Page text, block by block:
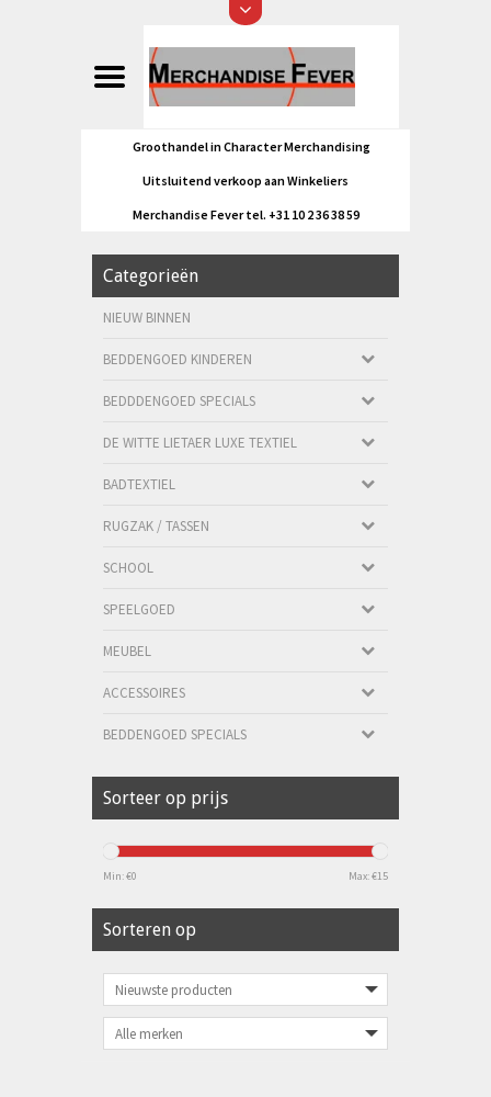
Groothandel in Character Merchandising
Uitsluitend verkoop aan Winkeliers
Merchandise Fever tel. +31 10 2 36 38 59
Categorieën
NIEUW BINNEN
BEDDENGOED KINDEREN
BEDDDENGOED SPECIALS
DE WITTE LIETAER LUXE TEXTIEL
BADTEXTIEL
RUGZAK / TASSEN
SCHOOL
SPEELGOED
MEUBEL
ACCESSOIRES
BEDDENGOED SPECIALS
Sorteer op prijs
Min: €0 Max: €15
Sorteren op